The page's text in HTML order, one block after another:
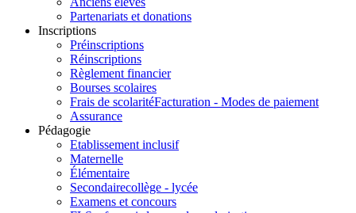
Partenariats et donations
Inscriptions
Préinscriptions
Réinscriptions
Règlement financier
Bourses scolaires
Frais de scolaritéFacturation - Modes de paiement
Assurance
Pédagogie
Etablissement inclusif
Maternelle
Élémentaire
Secondairecollège - lycée
Examens et concours